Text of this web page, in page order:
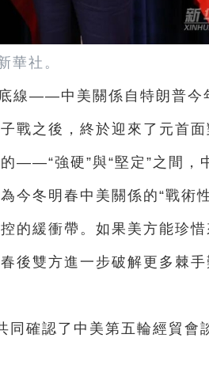
華社。
線——中美關係自特朗普今
戰之後，終於迎來了元首
——“強硬”與“堅定”之間，
今冬明春中美關係的“戰術
的緩衝帶。如果美方能珍
後雙方進一步破解更多棘
同確認了中美第五輪經貿會